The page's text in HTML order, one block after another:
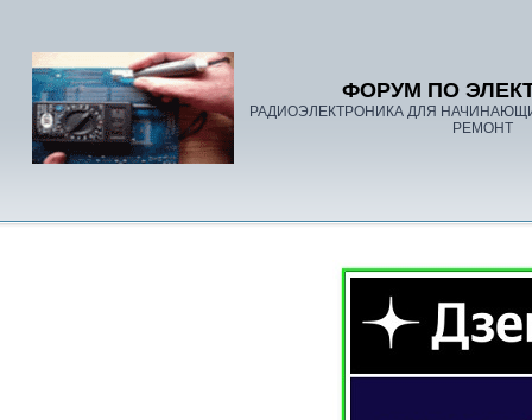
ФОРУМ ПО
РАДИОЭЛЕКТРОНИКА ДЛЯ
РЕМОНТ